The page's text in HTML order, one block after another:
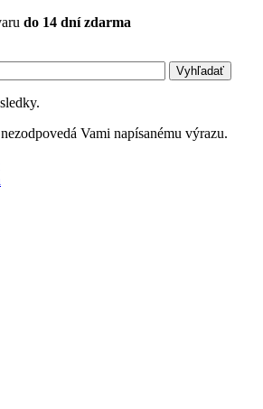
do 14 dní zdarma
Vyhľadať
Vami napísanému výrazu.